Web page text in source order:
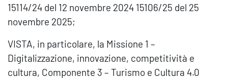
15114/24 del 12 novembre 2024 15106/25 del 25
novembre 2025;
VISTA, in particolare, la Missione 1 –
Digitalizzazione, innovazione, competitività e
cultura, Componente 3 – Turismo e Cultura 4.0